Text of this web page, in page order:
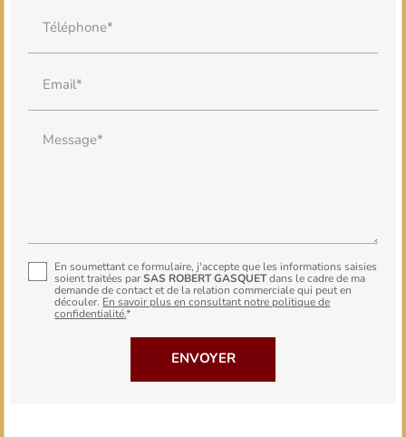
Téléphone*
Email*
Message*
En soumettant ce formulaire, j'accepte que les informations saisies
soient traitées parSAS ROBERT GASQUET
dans le cadre de ma
demande de contact et de la relation commerciale qui peut en
découler. En savoir plus en consultant notre politique de
confidentialité.*